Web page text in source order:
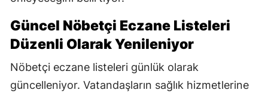
Güncel Nöbetçi Eczane Listeleri
Düzenli Olarak Yenileniyor
Nöbetçi eczane listeleri günlük olarak
güncelleniyor. Vatandaşların sağlık hizmetlerine